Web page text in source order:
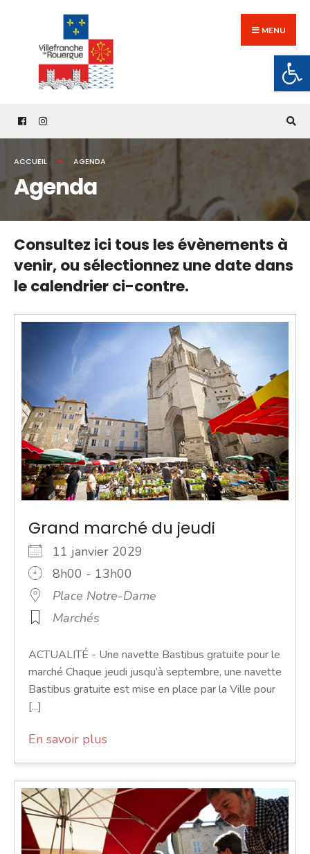
content
MENU
ACCUEIL AGENDA
Agenda
Consultez ici tous les évènements à
venir,ou sélectionnez une date dans
le calendrier ci-contre.
Grand marché du jeudi
11 janvier 2029
8h00 - 13h00
Place Notre-Dame
Marchés
ACTUALITÉ - Une navette Bastibus gratuite pour le
marché Chaque jeudi jusqu’à septembre, une navette
Bastibus gratuite est mise en place par la Ville pour
[...]
En savoir plus